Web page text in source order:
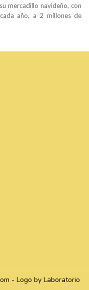
mercadillo navideño, con
año, a 2 millones de
- Logo by Laboratorio